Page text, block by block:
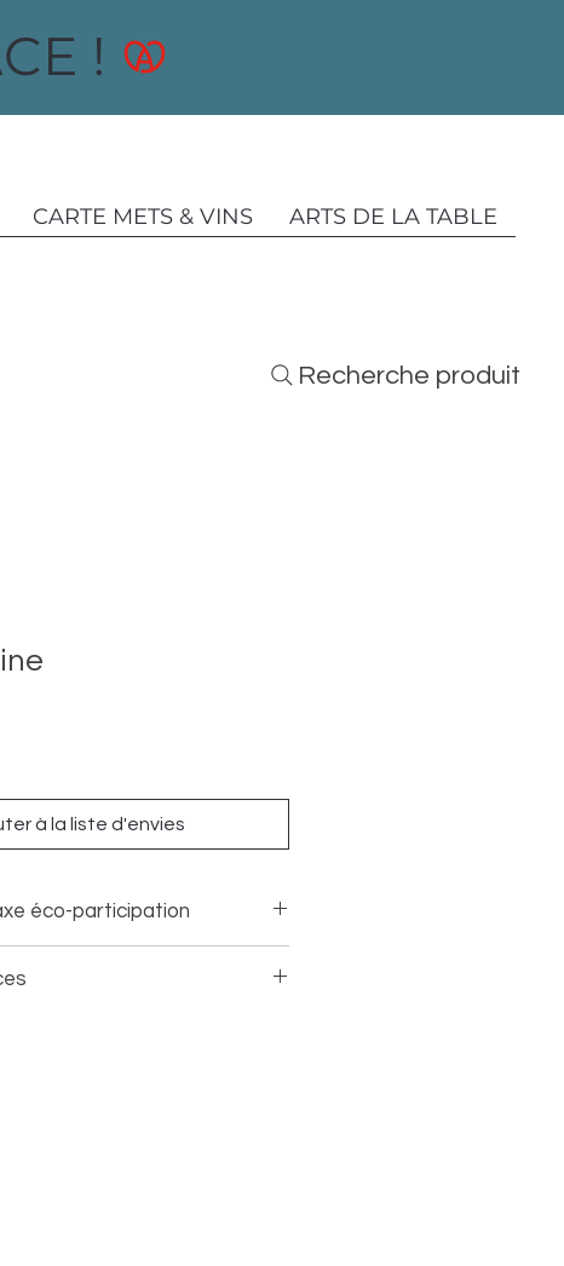
!
CARTE METS & VINS ARTS DE LA TABLE
Recherche produit
à la liste d'envies
éco-participation